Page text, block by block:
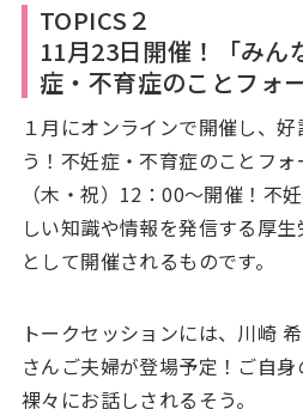
TOPICS２
11月23日開催！「みん
症・不育症のことフォー
１月にオンラインで開催し、
う！不妊症・不育症のことフ
（木・祝）12：00〜開催！不
しい知識や情報を発信する厚
として開催されるものです。
トークセッションには、川崎
さんご夫婦が登場予定！ご自
裸々にお話しされるそう。